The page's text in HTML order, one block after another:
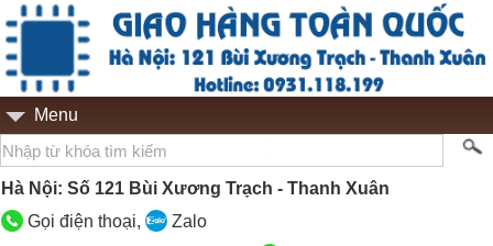
Menu
Hà Nội: Số 121 Bùi Xương Trạch - Thanh Xuân
Gọi điện thoại,
Zalo